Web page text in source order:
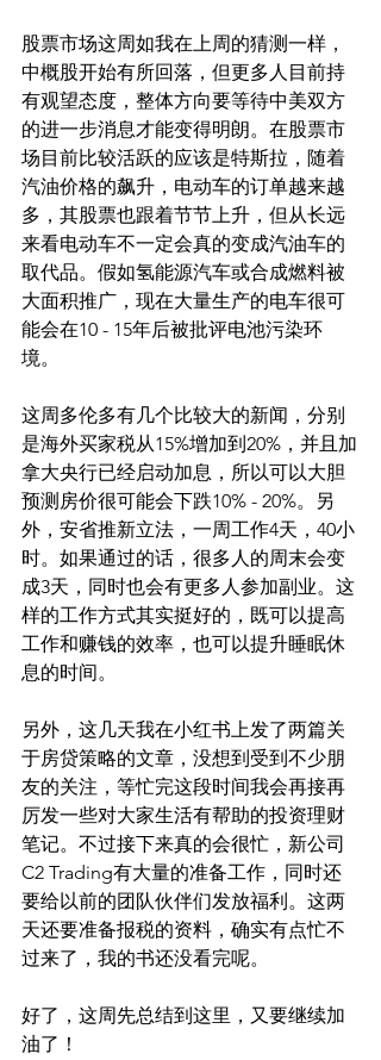
股票市场这周如我在上周的猜测一样，
中概股开始有所回落，但更多人目前持
有观望态度，整体方向要等待中美双方
的进一步消息才能变得明朗。在股票市
场目前比较活跃的应该是特斯拉，随着
汽油价格的飙升，电动车的订单越来越
多，其股票也跟着节节上升，但从长远
来看电动车不一定会真的变成汽油车的
取代品。假如氢能源汽车或合成燃料被
大面积推广，现在大量生产的电车很可
能会在10 - 15年后被批评电池污染环
境。
这周多伦多有几个比较大的新闻，分别
是海外买家税从15%增加到20%，并且加
拿大央行已经启动加息，所以可以大胆
预测房价很可能会下跌10% - 20%。另
外，安省推新立法，一周工作4天，40小
时。如果通过的话，很多人的周末会变
成3天，同时也会有更多人参加副业。这
样的工作方式其实挺好的，既可以提高
工作和赚钱的效率，也可以提升睡眠休
息的时间。
另外，这几天我在小红书上发了两篇关
于房贷策略的文章，没想到受到不少朋
友的关注，等忙完这段时间我会再接再
厉发一些对大家生活有帮助的投资理财
笔记。不过接下来真的会很忙，新公司
C2 Trading有大量的准备工作，同时还
要给以前的团队伙伴们发放福利。这两
天还要准备报税的资料，确实有点忙不
过来了，我的书还没看完呢。
好了，这周先总结到这里，又要继续加
油了！